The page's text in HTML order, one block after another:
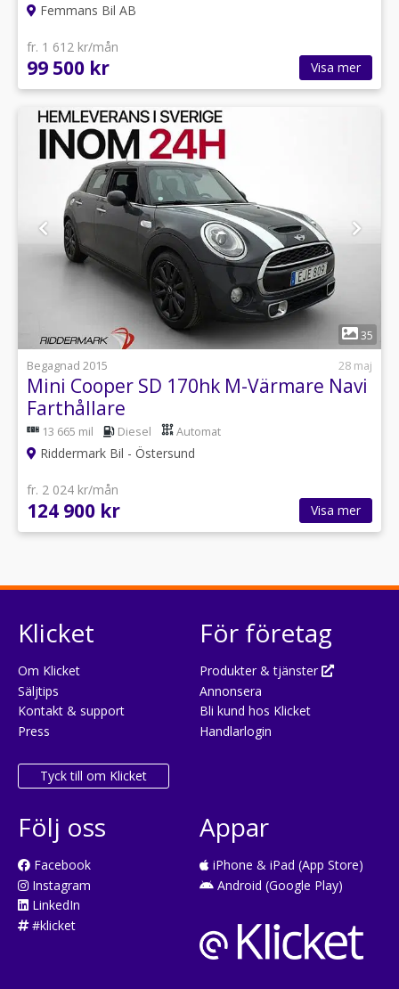
Femmans Bil AB
fr. 1 612 kr/mån
99 500 kr Visa mer
1
35
Begagnad 2015
28 maj
Mini Cooper SD 170hk M-Värmare Navi
Farthållare
13 665 mil Diesel Automat
Riddermark Bil - Östersund
fr. 2 024 kr/mån
124 900 kr Visa mer
Klicket
Om Klicket
Säljtips
Kontakt & support
Press
Tyck till om Klicket
För företag
Produkter & tjänster
Annonsera
Bli kund hos Klicket
Handlarlogin
Följ oss
Facebook
Instagram
LinkedIn
#klicket
Appar
iPhone & iPad (App Store)
Android (Google Play)